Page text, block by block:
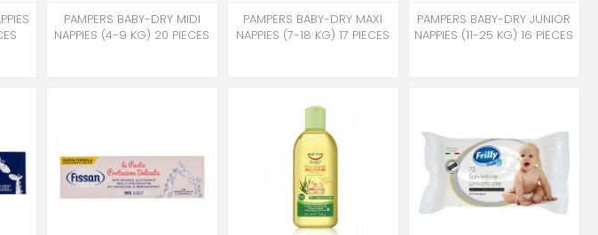
PAMPERS BABY-DRY MIDI
NAPPIES (4-9 KG) 20 PIECES
PAMPERS BABY-DRY MAXI
NAPPIES (7-18 KG) 17 PIECES
PAMPERS BABY-DRY JUNIOR
NAPPIES (11-25 KG) 16 PIECES